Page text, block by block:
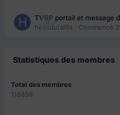
0
TVRP portail et message
hellodutaillis · Commencé
Statistiques des membres
Total des membres
118859